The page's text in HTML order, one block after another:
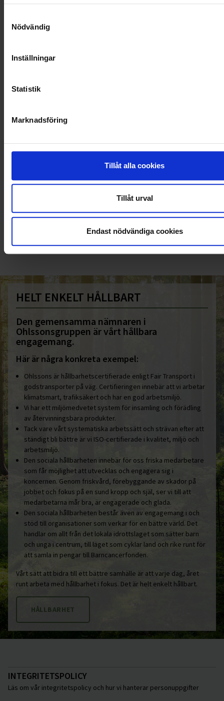
Nödvändig
Inställningar
Statistik
Marknadsföring
Tillåt alla cookies
Tillåt urval
Endast nödvändiga cookies
010-45 00 200​
HELT ENKELT HÅLLBART
Den gemensamma nämnaren i
Ohlssonsgruppen är vårt hållbara
engagemang.
Här är några konkreta exempel:
Ohlssons är hållbarhetscertifierade enligt Fair Transport i
godstransporter på väg. Certifieringen innebär att vi arbetar
klimatsmart, trafiksäkert och har en god arbetsmiljö.
Vi har ett miljömedvetet system för insamling och förädling
av återvinningsbara produkter.
Tack vare vårt systematiska arbetssätt och strävan efter att
ständigt bli bättre är vi ISO-certifierade i kvalitet, miljö och
arbetsmiljö.
Den sociala hållbarheten innebär för oss friska medarbetare
som får möjlighet att utvecklas och engagera sig i
koncernen. Genom friskvård, förebyggande av skador på
jobbet och fokus på en sund kropp och själ, ser vi till att
medarbetarna mår bra, är engagerade och glada.
Den sociala hållbarheten består även av engagemang i och
stöd till organisationer som verkar för en bättre värld. Det
handlar om allt från det lokala idrottslaget som sätter barn
och unga i centrum, till laget som cyklar land och rike runt för
att samla in pengar till Barncancerfonden.
Vårt sätt att bidra till ett bättre samhälle är att varje dag, året
runt arbeta med hållbarhet i fokus. Det är helt enkelt hållbart.
HÅLLBARHET
INTEGRITETSPOLICY
Läs om vår integritetspolicy och hur vi hanterar personuppgifter